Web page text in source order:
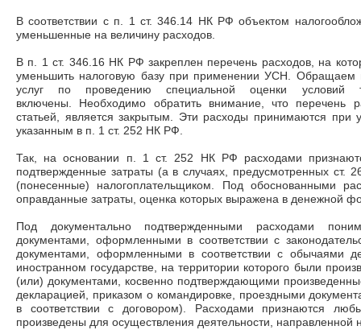
В соответствии с п. 1 ст. 346.14 НК РФ объектом
уменьшенные на величину расходов.
В п. 1 ст. 346.16 НК РФ закреплен перечень расходов, на
уменьшить налоговую базу при применении УСН. Обращаем
услуг по проведению специальной оценки
включены. Необходимо обратить внимание, что перечень
статьей, является закрытым. Эти расходы принимаются при
указанным в п. 1 ст. 252 НК РФ.
Так, на основании п. 1 ст. 252 НК РФ расходами
подтвержденные затраты (а в случаях, предусмотренных ст.
(понесенные) налогоплательщиком. Под обоснованными
оправданные затраты, оценка которых выражена в денежной
Под документально подтвержденными расходами
документами, оформленными в соответствии с
документами, оформленными в соответствии с обычаями
иностранном государстве, на территории которого были
(или) документами, косвенно подтверждающими
декларацией, приказом о командировке, проездными
в соответствии с договором). Расходами признаются
произведены для осуществления деятельности, направленной